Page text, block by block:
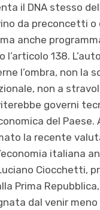
il DNA stesso
da preconcetti o
anche
138.
l’ombra, non la
non a
governi
del Paese.
la recente
italiana
Ciocchetti,
Prima
dal venir